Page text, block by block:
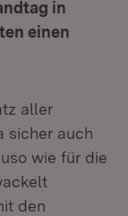
in
einen
aller
sicher auch
wie für die
den